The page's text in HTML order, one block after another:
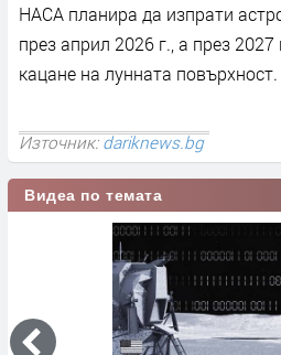
НАСА планира да изпрати
през април 2026 г., а през
кацане на лунната повърхност.
Източник:dariknews.bg
Видеа по темата